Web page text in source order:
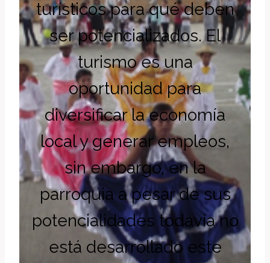
turísticos para qué deben
ser potencializados. El
turismo es una
oportunidad para
diversificar la economía
local y generar empleos,
sin embargo, en la
parroquia a pesar de sus
potencialidades todavía no
está desarrollado este